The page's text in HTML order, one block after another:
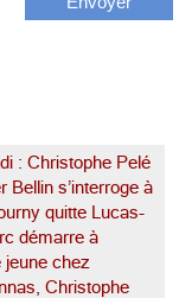
: Christophe Pelé
Bellin s’interroge à
quitte Lucas-
démarre à
jeune chez
Christophe